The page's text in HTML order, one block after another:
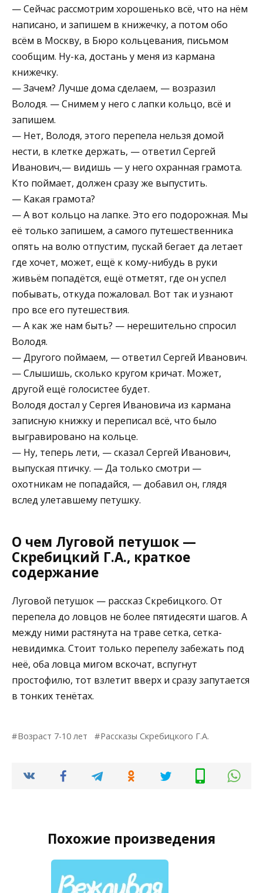
— Сейчас рассмотрим хорошенько всё, что на нём
написано, и запишем в книжечку, а потом обо
всём в Москву, в Бюро кольцевания, письмом
сообщим. Ну-ка, достань у меня из кармана
книжечку.
— Зачем? Лучше дома сделаем, — возразил
Володя. — Снимем у него с лапки кольцо, всё и
запишем.
— Нет, Володя, этого перепела нельзя домой
нести, в клетке держать, — ответил Сергей
Иванович,— видишь — у него охранная грамота.
Кто поймает, должен сразу же выпустить.
— Какая грамота?
— А вот кольцо на лапке. Это его подорожная. Мы
её только запишем, а самого путешественника
опять на волю отпустим, пускай бегает да летает
где хочет, может, ещё к кому-нибудь в руки
живьём попадётся, ещё отметят, где он успел
побывать, откуда пожаловал. Вот так и узнают
про все его путешествия.
— А как же нам быть? — нерешительно спросил
Володя.
— Другого поймаем, — ответил Сергей Иванович.
— Слышишь, сколько кругом кричат. Может,
другой ещё голосистее будет.
Володя достал у Сергея Ивановича из кармана
записную книжку и переписал всё, что было
выгравировано на кольце.
— Ну, теперь лети, — сказал Сергей Иванович,
выпуская птичку. — Да только смотри —
охотникам не попадайся, — добавил он, глядя
вслед улетавшему петушку.
О чем Луговой петушок —
Скребицкий Г.А., краткое
содержание
Луговой петушок — рассказ Скребицкого. От
перепела до ловцов не более пятидесяти шагов. А
между ними растянута на траве сетка, сетка-
невидимка. Стоит только перепелу забежать под
неё, оба ловца мигом вскочат, вспугнут
простофилю, тот взлетит вверх и сразу запутается
в тонких тенётах.
Возраст 7-10 лет Рассказы Скребицкого Г.А.
Похожие произведения